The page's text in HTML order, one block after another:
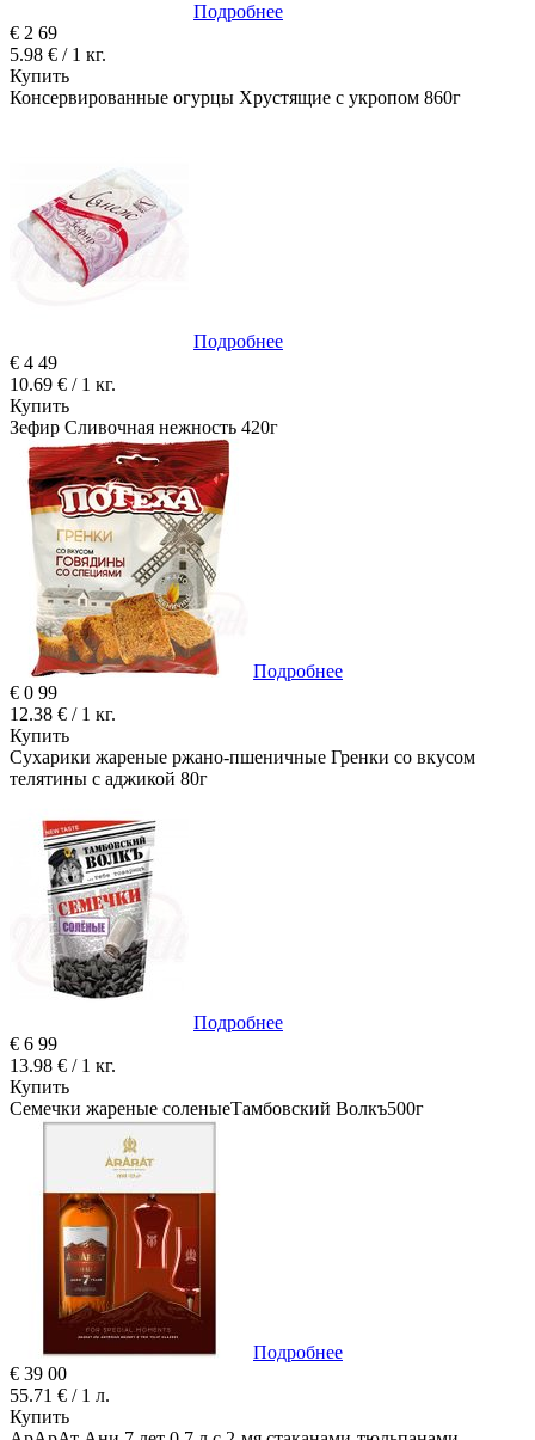
Подробнее
€ 2 69
5.98 € / 1 кг.
Купить
Консервированные огурцы Хрустящие с укропом 860г
Подробнее
€ 4 49
10.69 € / 1 кг.
Купить
Зефир Сливочная нежность 420г
Подробнее
€ 0 99
12.38 € / 1 кг.
Купить
Сухарики жареные ржано-пшеничные Гренки со вкусом
телятины с аджикой 80г
Подробнее
€ 6 99
13.98 € / 1 кг.
Купить
Семечки жареные соленыеТамбовский Волкъ500г
Подробнее
€ 39 00
55.71 € / 1 л.
Купить